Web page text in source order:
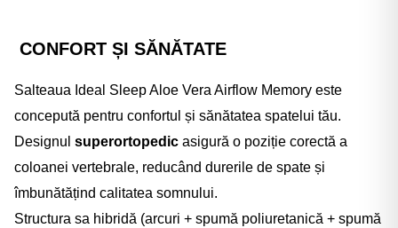
CONFORT ȘI SĂNĂTATE
Salteaua Ideal Sleep Aloe Vera Airflow Memory este
concepută pentru confortul și sănătatea spatelui tău.
Designul superortopedic asigură o poziție corectă a
coloanei vertebrale, reducând durerile de spate și
îmbunătățind calitatea somnului.
Structura sa hibridă (arcuri + spumă poliuretanică + spumă